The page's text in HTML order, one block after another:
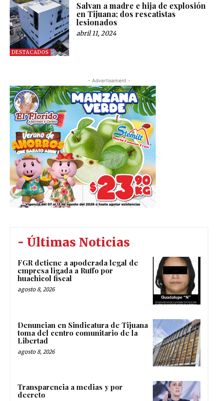
DESTACADOS
Salvan a madre e hija de explosión
en Tijuana; dos rescatistas
lesionados
abril 11, 2024
- Advertisement -
- Últimas Noticias
FGR detiene a apoderada legal de
empresa ligada a Ruffo por
huachicol fiscal
agosto 8, 2026
Denuncian en Sindicatura de Tijuana
toma del centro comunitario de la
Libertad
agosto 8, 2026
Transparencia a medias y por
decreto